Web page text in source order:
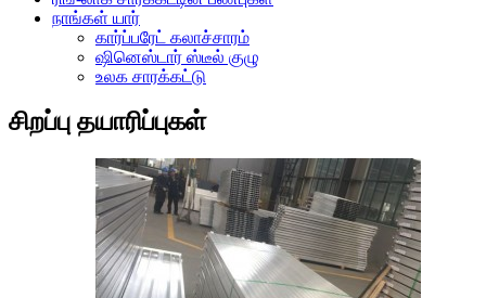
நாங்கள் யார்
கார்ப்பரேட் கலாச்சாரம்
ஷினெஸ்டார் ஸ்டீல் குழு
உலக சாரக்கட்டு
சிறப்பு தயாரிப்புகள்